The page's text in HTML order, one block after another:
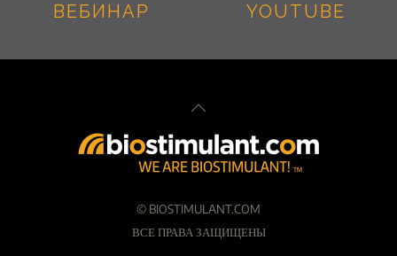
ВЕБИНАР YOUTUBE
© BIOSTIMULANT.COM
ВСЕ ПРАВА ЗАЩИЩЕНЫ